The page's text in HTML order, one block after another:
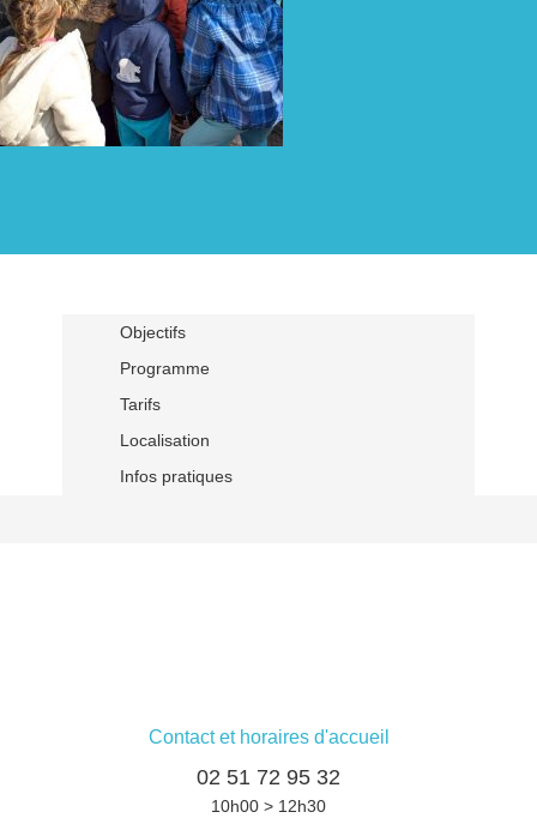
Objectifs
Programme
Tarifs
Localisation
Infos pratiques
Contact et horaires d'accueil
02 51 72 95 32
10h00 > 12h30